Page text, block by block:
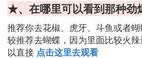
★、在哪里可以看到那种劲
推荐你去花椒、虎牙、斗鱼或者
较推荐去蝴蝶，因为里面比较火
以直接 点击这里去观看